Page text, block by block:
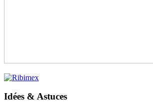
Idées & Astuces